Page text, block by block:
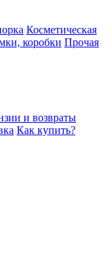
Косметическая
коробки Прочая
и возвраты
Как купить?